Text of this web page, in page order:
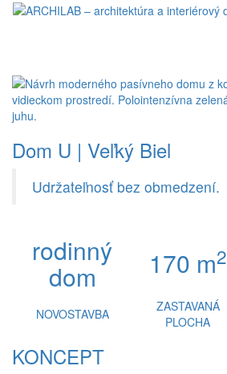
Dom U | Veľký Biel
Udržateľnosť bez obmedzení.
rodinný
dom 170 m2
NOVOSTAVBA
ZASTAVANÁ
PLOCHA
KONCEPT